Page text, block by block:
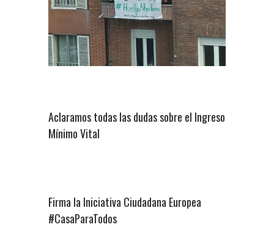
Aclaramos todas las dudas sobre el Ingreso
Mínimo Vital
Firma la Iniciativa Ciudadana Europea
#CasaParaTodos